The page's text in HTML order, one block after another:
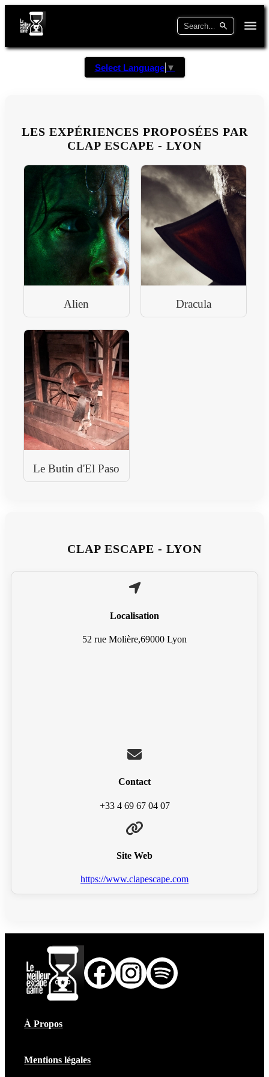
Select Language ▼
LES EXPÉRIENCES PROPOSÉES PAR
CLAP ESCAPE - LYON
Alien Dracula
Le Butin d'El Paso
CLAP ESCAPE - LYON
Localisation
52 rue Molière,69000 Lyon
Contact
+33 4 69 67 04 07
Site Web
https://www.clapescape.com
À Propos
Mentions légales